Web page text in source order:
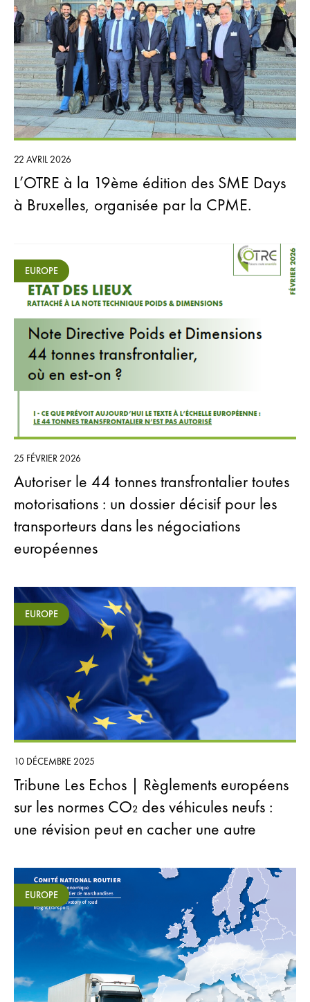
22 AVRIL 2026
L’OTRE à la 19ème édition des SME Days
à Bruxelles, organisée par la CPME.
EUROPE
25 FÉVRIER 2026
Autoriser le 44 tonnes transfrontalier toutes
motorisations : un dossier décisif pour les
transporteurs dans les négociations
européennes
EUROPE
10 DÉCEMBRE 2025
Tribune Les Echos | Règlements européens
sur les normes CO₂ des véhicules neufs :
une révision peut en cacher une autre
EUROPE